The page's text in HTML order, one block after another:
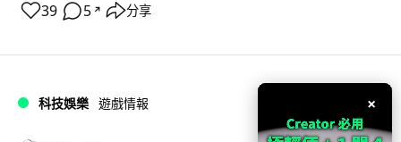
39 5 ↗ 分享
科技娛樂 遊戲情報 ×